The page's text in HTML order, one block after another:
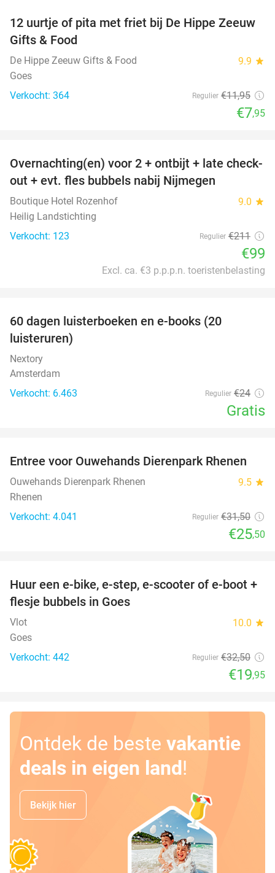
33%
12 uurtje of pita met friet bij De Hippe Zeeuw
Gifts & Food
De Hippe Zeeuw Gifts & Food 9.9 star
Goes
Verkocht: 364
Regulier €11,95
€7,95
53%
Overnachting(en) voor 2 + ontbijt + late check-
out + evt. fles bubbels nabij Nijmegen
Boutique Hotel Rozenhof 9.0 star
Heilig Landstichting
Verkocht: 123
Regulier €211
€99
Excl. ca. €3 p.p.p.n. toeristenbelasting
60 dagen luisterboeken en e-books (20
luisteruren)
Nextory
Amsterdam
Verkocht: 6.463
Regulier €24
Gratis
19%
Entree voor Ouwehands Dierenpark Rhenen
Ouwehands Dierenpark Rhenen 9.5 star
Rhenen
Verkocht: 4.041
Regulier €31,50
€25,50
39%
Huur een e-bike, e-step, e-scooter of e-boot +
flesje bubbels in Goes
Vlot 10.0 star
Goes
Verkocht: 442
Regulier €32,50
€19,95
Ontdek de beste vakantie
deals in eigen land!
Bekijk hier